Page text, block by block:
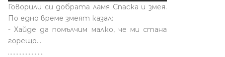
Говорили си добрата ламя Спаска и змея.
По едно време змеят казал:
- Хайде да помълчим малко, че ми стана
горещо...
........................